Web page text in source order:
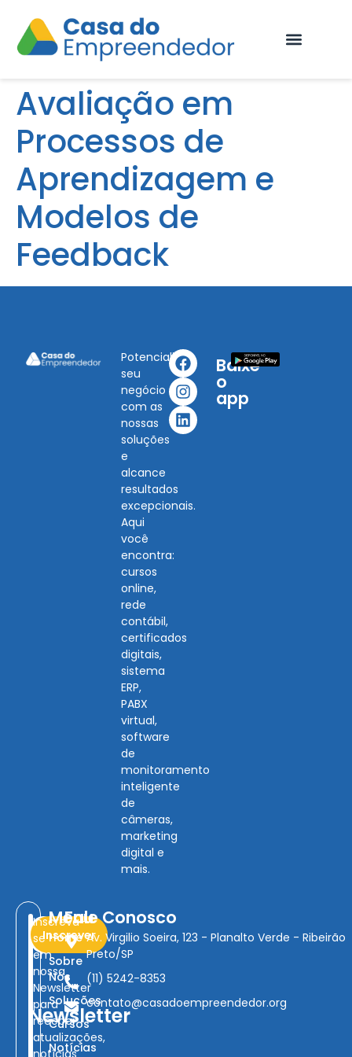
Avaliação em
Processos de
Aprendizagem e
Modelos de
Feedback
Potencialize
seu
negócio
com as
nossas
soluções
e
alcance
resultados
excepcionais.
Aqui
você
encontra:
cursos
online,
rede
contábil,
certificados
digitais,
sistema
ERP,
PABX
virtual,
software
de
monitoramento
inteligente
de
câmeras,
marketing
digital e
mais.
Baixe
o
app
Newsletter
Inscrever
Inscreva-
se
em
nossa
Newsletter
para
receber
atualizações,
Menu
Home
Sobre
Nós
Soluções
Cursos
Notícias
Fale Conosco
Av. Virgilio Soeira, 123 - Planalto Verde - Ribeirão
Preto/SP
(11) 5242-8353
contato@casadoempreendedor.org